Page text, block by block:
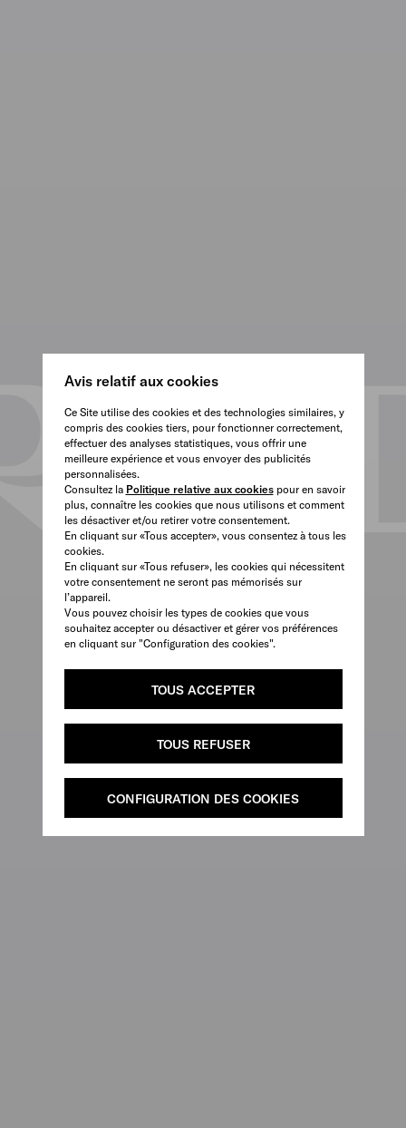
Avis relatif aux cookies
Ce Site utilise des cookies et des technologies similaires, y
compris des cookies tiers, pour fonctionner correctement,
effectuer des analyses statistiques, vous offrir une
meilleure expérience et vous envoyer des publicités
personnalisées.
Consultez la Politique relative aux cookiespour en savoir
plus, connaître les cookies que nous utilisons et comment
les désactiver et/ou retirer votre consentement.
En cliquant sur «Tous accepter», vous consentez à tous les
cookies.
En cliquant sur «Tous refuser», les cookies qui nécessitent
votre consentement ne seront pas mémorisés sur
l’appareil.
Vous pouvez choisir les types de cookies que vous
souhaitez accepter ou désactiver et gérer vos préférences
en cliquant sur "Configuration des cookies".
TOUS ACCEPTER
TOUS REFUSER
CONFIGURATION DES COOKIES